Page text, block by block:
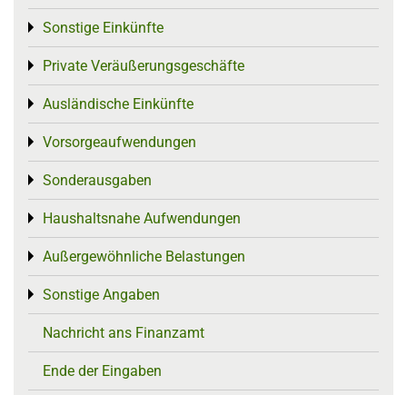
Sonstige Einkünfte
Toggle menu
Private Veräußerungsgeschäfte
Toggle menu
Ausländische Einkünfte
Toggle menu
Vorsorgeaufwendungen
Toggle menu
Sonderausgaben
Toggle menu
Haushaltsnahe Aufwendungen
Toggle menu
Außergewöhnliche Belastungen
Toggle menu
Sonstige Angaben
Toggle menu
Nachricht ans Finanzamt
Ende der Eingaben